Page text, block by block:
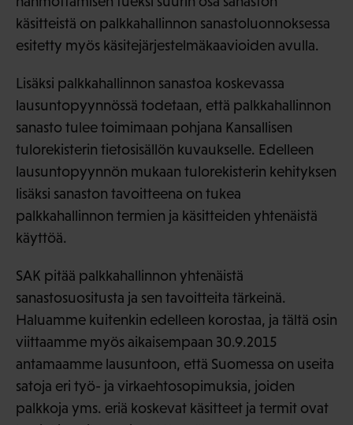
käsitteistä on palkkahallinnon sanastoluonnoksessa
esitetty myös käsitejärjestelmäkaavioiden avulla.
Lisäksi palkkahallinnon sanastoa koskevassa
lausuntopyynnössä todetaan, että palkkahallinnon
sanasto tulee toimimaan pohjana Kansallisen
tulorekisterin tietosisällön kuvaukselle. Edelleen
lausuntopyynnön mukaan tulorekisterin kehityksen
lisäksi sanaston tavoitteena on tukea
palkkahallinnon termien ja käsitteiden yhtenäistä
käyttöä.
SAK pitää palkkahallinnon yhtenäistä
sanastosuositusta ja sen tavoitteita tärkeinä.
Haluamme kuitenkin edelleen korostaa, ja tältä osin
viittaamme myös aikaisempaan 30.9.2015
antamaamme lausuntoon, että Suomessa on useita
satoja eri työ- ja virkaehtosopimuksia, joiden
palkkoja yms. eriä koskevat käsitteet ja termit ovat